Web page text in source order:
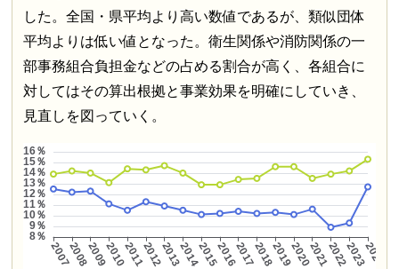
した。全国・県平均より高い数値であるが、類似団体
平均よりは低い値となった。衛生関係や消防関係の一
部事務組合負担金などの占める割合が高く、各組合に
対してはその算出根拠と事業効果を明確にしていき、
見直しを図っていく。